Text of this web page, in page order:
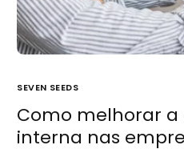
SEVEN SEEDS
Como melhorar
interna nas